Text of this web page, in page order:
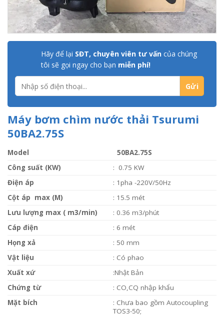
Hãy để lại SĐT, chuyên viên tư vấn của chúng
tôi sẽ gọi ngay cho bạn miễn phí!
Máy bơm chìm nước thải Tsurumi
50BA2.75S
Model
50BA2.75S
Công suất (KW)
: 0.75 KW
Điện áp
: 1pha -220V/50Hz
Cột áp max (M)
: 15.5 mét
Lưu lượng max ( m3/min)
: 0.36 m3/phút
Cáp điện
: 6 mét
Họng xả
: 50 mm
Vật liệu
: Có phao
Xuất xứ
:Nhật Bản
Chứng từ
: CO,CQ nhập khẩu
Mặt bích
: Chưa bao gồm Autocoupling
TOS3-50;